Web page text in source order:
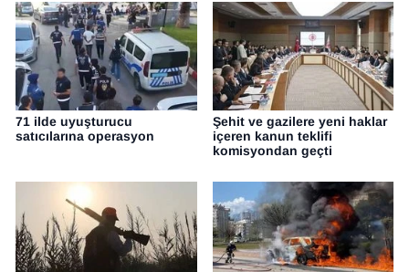
71 ilde uyuşturucu
satıcılarına operasyon
Şehit ve gazilere yeni haklar
içeren kanun teklifi
komisyondan geçti